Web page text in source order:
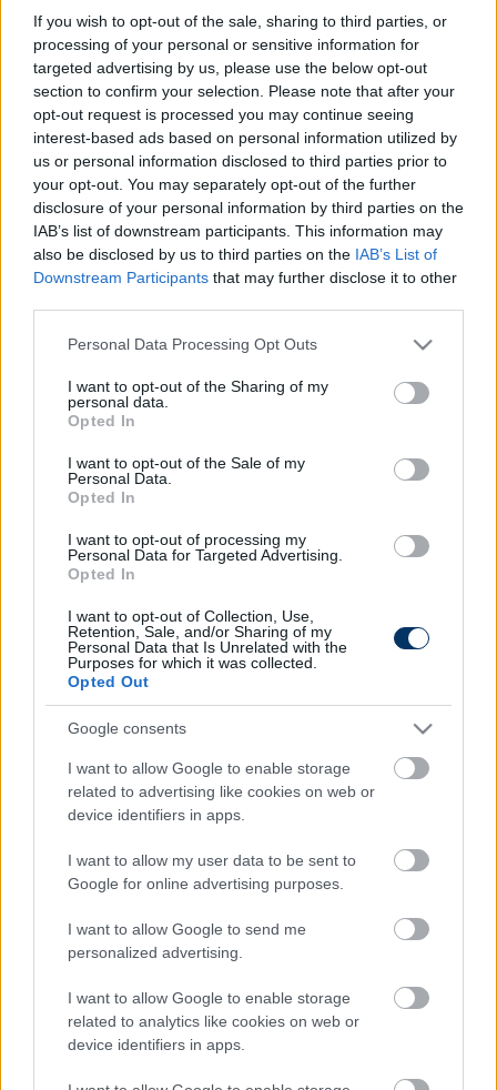
If you wish to opt-out of the sale, sharing to third parties, or
processing of your personal or sensitive information for
targeted advertising by us, please use the below opt-out
section to confirm your selection. Please note that after your
opt-out request is processed you may continue seeing
interest-based ads based on personal information utilized by
us or personal information disclosed to third parties prior to
your opt-out. You may separately opt-out of the further
disclosure of your personal information by third parties on the
IAB’s list of downstream participants. This information may
also be disclosed by us to third parties on the IAB’s List of
Downstream Participants that may further disclose it to other
Please note that this website/app uses one or more Google
not limited to your visit or usage behaviour. You may click to
grant or deny consent to Google and its third-party tags to
use your data for below specified purposes in below Google
consent section.
Personal Data Processing Opt Outs
I want to opt-out of the Sharing of my
personal data.
Opted In
I want to opt-out of the Sale of my
Personal Data.
Opted In
I want to opt-out of processing my
Personal Data for Targeted Advertising.
Opted In
I want to opt-out of Collection, Use,
Retention, Sale, and/or Sharing of my
Personal Data that Is Unrelated with the
Purposes for which it was collected.
Opted Out
Google consents
I want to allow Google to enable storage
related to advertising like cookies on web or
device identifiers in apps.
I want to allow my user data to be sent to
Google for online advertising purposes.
I want to allow Google to send me
personalized advertising.
I want to allow Google to enable storage
related to analytics like cookies on web or
device identifiers in apps.
Akadémia, ism.
19.30 Labdarúgás, Péntek esti foci, felvezető,
ÉLŐ
20.00: Labdarúgás, Fizz Liga, Újpest FC-Diósgyőri
VTK, ÉLŐ
Olvastad már?
Fradi: Abu Fanit vihetik Pjanic
köthetnek a zöld-fehérek
Izraeli lapértesülés szerint az oroszok 3-3,5 millió
euróért szerezhetik meg az FTC izraeli középpályását,
Mohammed Abu Fanit.
Itt állíthatod be, hogy a Csakfoci az elsők
között legyen a Google-találatokban
Tetszett a cikk? Megosztanád?
CÍMKÉK: #TV-MŰSOR #TV
Autópiac